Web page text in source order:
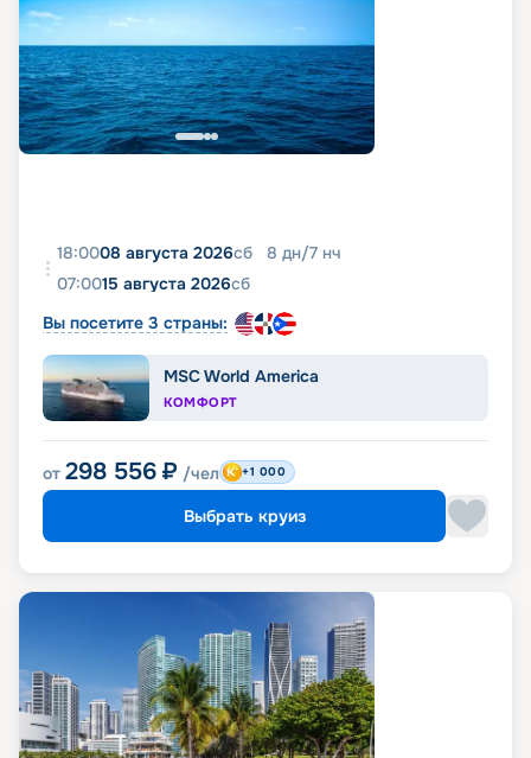
18:0008 августа 2026сб 8 дн/7 нч
07:0015 августа 2026сб
Вы посетите 3 страны:
MSC World America
КОМФОРТ
от 298 556 ₽ /чел +1 000
Выбрать круиз